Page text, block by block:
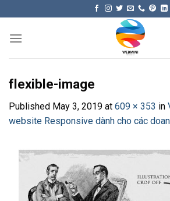
content
flexible-image
Published May 3, 2019 at 609 × 353 in
website Responsive dành cho các